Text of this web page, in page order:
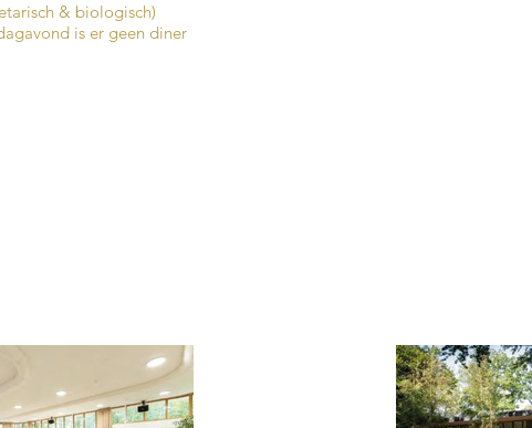
& biologisch)
is er geen diner